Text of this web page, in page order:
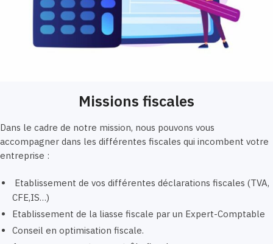
Missions fiscales
Dans le cadre de notre mission, nous pouvons vous
accompagner dans les différentes fiscales qui incombent votre
entreprise :
Etablissement de vos différentes déclarations fiscales (TVA,
CFE,IS…)
Etablissement de la liasse fiscale par un Expert-Comptable
Conseil en optimisation fiscale.